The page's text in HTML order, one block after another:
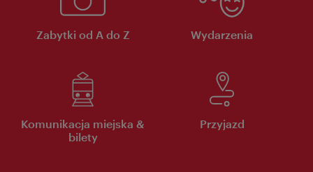
Zabytki od A do Z Wydarzenia
Komunikacja miejska &
bilety
Przyjazd